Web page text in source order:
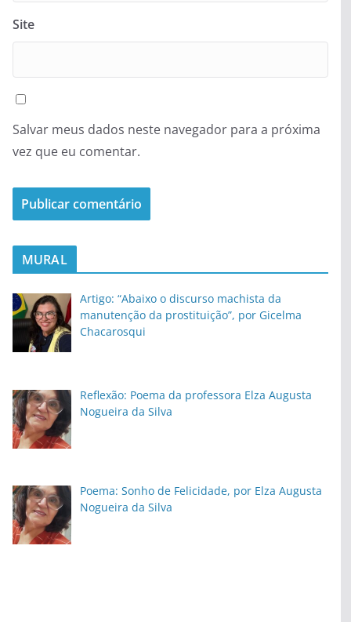
Site
Salvar meus dados neste navegador para a próxima
vez que eu comentar.
MURAL
Artigo: “Abaixo o discurso machista da
manutenção da prostituição”, por Gicelma
Chacarosqui
Reflexão: Poema da professora Elza Augusta
Nogueira da Silva
Poema: Sonho de Felicidade, por Elza Augusta
Nogueira da Silva